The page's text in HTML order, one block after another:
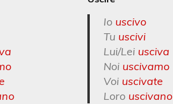
Io uscivo
Tuuscivi
Lui/Lei usciva
Noiuscivamo
Voi uscivate
Loro uscivano